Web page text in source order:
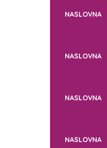
NASLOVNA
NASLOVNA
NASLOVNA
NASLOVNA